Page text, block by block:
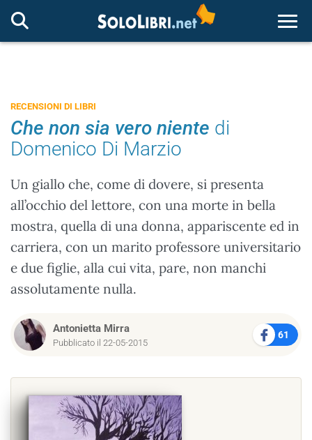
RECENSIONI DI LIBRI
Che non sia vero niente di
Domenico Di Marzio
Un giallo che, come di dovere, si presenta
all’occhio del lettore, con una morte in bella
mostra, quella di una donna, appariscente ed in
carriera, con un marito professore universitario
e due figlie, alla cui vita, pare, non manchi
assolutamente nulla.
Antonietta Mirra
Pubblicato il 22-05-2015
61